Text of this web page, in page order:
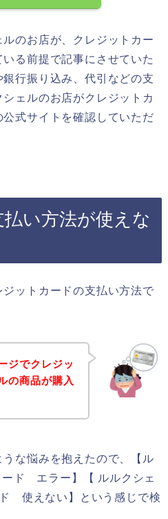
のお店が、クレジットカー
る前提で記事にさせていた
行振り込み、代引などの支
ェルのお店がクレジットカ
式サイトを確認していただ
い方法が使えな
ットカードの支払い方法で
ジでクレジッ
の商品が購入
な悩みを抱えたので、【ル
ード エラー】【 ルルクシェ
使えない】という感じで検